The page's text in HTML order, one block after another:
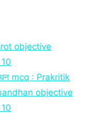
objective
mcq : Prakritik
objective